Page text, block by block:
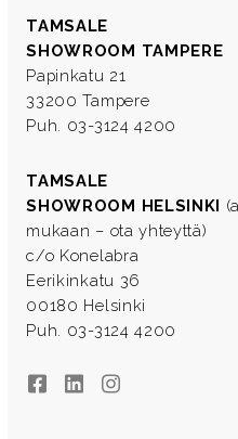
TAMSALE
SHOWROOM TAMPERE
Papinkatu 21
33200 Tampere
Puh. 03-3124 4200
TAMSALE
SHOWROOM HELSINKI
mukaan – ota yhteyttä)
c/o Konelabra
Eerikinkatu 36
00180 Helsinki
Puh. 03-3124 4200
FacebookLinkedInInstagram